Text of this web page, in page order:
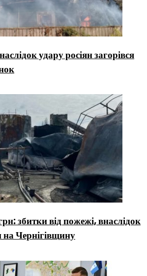
удару росіян загорівся
збитки від пожежі, внаслідок
на Чернігівщину